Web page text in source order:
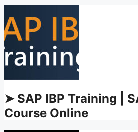
➤ SAP IBP Training |
Course Online